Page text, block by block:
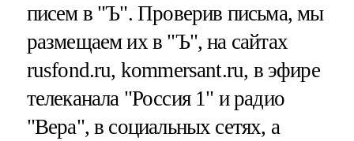
писем в "Ъ". Проверив письма, мы
размещаем их в "Ъ", на сайтах
rusfond.ru, kommersant.ru, в эфире
телеканала "Россия 1" и радио
"Вера", в социальных сетях, а